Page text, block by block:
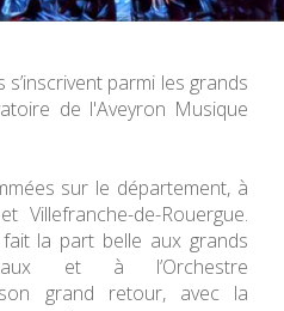
parmi les grands
de l'Aveyron Musique
sur le département, à
Villefranche-de-Rouergue.
la part belle aux grands
et à l’Orchestre
grand retour, avec la